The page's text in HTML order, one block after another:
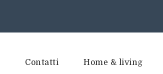
Contatti Home & living